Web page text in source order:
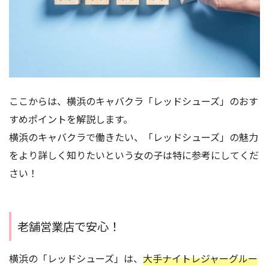
ここからは、横浜のキャバクラ「レッドシューズ」のおす
すめポイントを解説します。
横浜のキャバクラで働きたい、「レッドシューズ」の魅力
をより詳しく知りたいという女の子は特に参考にしてくだ
さい！
老舗営業店で安心！
横浜の「レッドシューズ」は、 大手ナイトレジャーグルー